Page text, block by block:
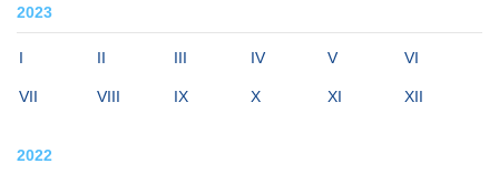
2023
I II III IV V VI
VII VIII IX X XI XII
2022